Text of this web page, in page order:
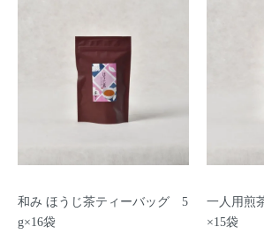
和み ほうじ茶ティーバッグ 5
g×16袋
一人用煎
×15袋